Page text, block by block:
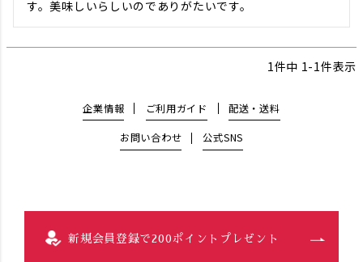
1件中 1-1件表示
企業情報 ご利用ガイド 配送・送料
お問い合わせ 公式SNS
新規会員登録で200ポイントプレゼント